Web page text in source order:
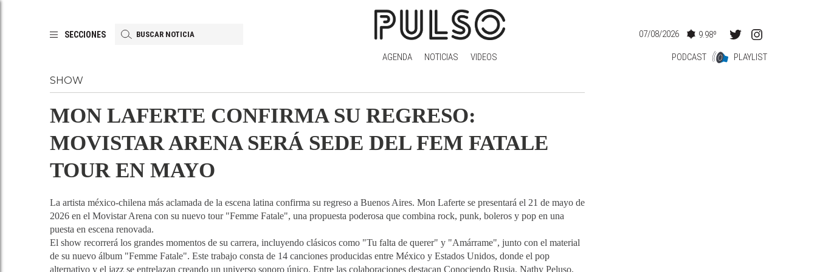
SECCIONES
AGENDA NOTICIAS VIDEOS
07/08/2026 9.98º
PODCAST PLAYLIST
SHOW
MON LAFERTE CONFIRMA SU REGRESO:
MOVISTAR ARENA SERÁ SEDE DEL FEM FATALE
TOUR EN MAYO
La artista méxico-chilena más aclamada de la escena latina confirma su regreso a Buenos Aires. Mon Laferte se presentará el 21 de mayo de
2026 en el Movistar Arena con su nuevo tour "Femme Fatale", una propuesta poderosa que combina rock, punk, boleros y pop en una
puesta en escena renovada.
El show recorrerá los grandes momentos de su carrera, incluyendo clásicos como "Tu falta de querer" y "Amárrame", junto con el material
de su nuevo álbum "Femme Fatale". Este trabajo consta de 14 canciones producidas entre México y Estados Unidos, donde el pop
alternativo y el jazz se entrelazan creando un universo sonoro único. Entre las colaboraciones destacan Conociendo Rusia, Nathy Peluso,